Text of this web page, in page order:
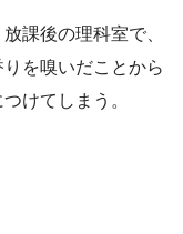
課後の理科室で、
を嗅いだことから
けてしまう。